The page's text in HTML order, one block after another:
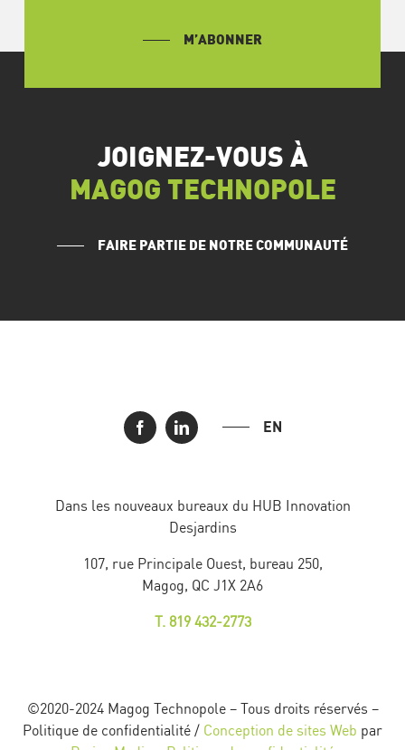
M’ABONNER
JOIGNEZ-VOUS À
MAGOG TECHNOPOLE
FAIRE PARTIE DE NOTRE COMMUNAUTÉ
EN
Dans les nouveaux bureaux du HUB Innovation
Desjardins
107, rue Principale Ouest, bureau 250,
Magog, QC J1X 2A6
T. 819 432-2773
©2020-2024 Magog Technopole – Tous droits réservés –
Politique de confidentialité / Conception de sites Web par